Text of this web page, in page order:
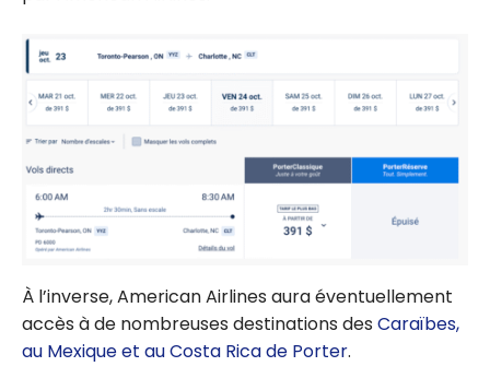
À l’inverse, American Airlines aura éventuellement
accès à de nombreuses destinations des Caraïbes,
au Mexique et au Costa Rica de Porter.